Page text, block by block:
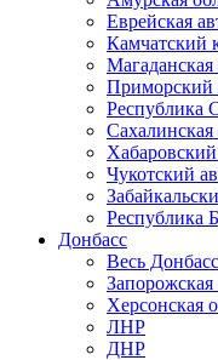
Еврейская
Камчатский
Магаданская
Приморский
Республика
Сахалинская
Чукотский
Республика
Донбасс
Весь Донбасс
Запорожская
Херсонская
ЛНР
ДНР